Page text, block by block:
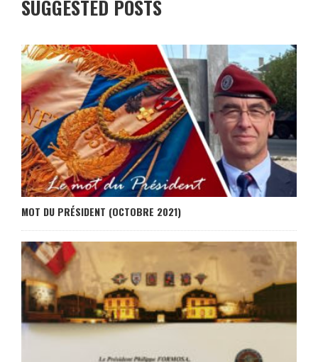
SUGGESTED POSTS
MOT DU PRÉSIDENT (OCTOBRE 2021)